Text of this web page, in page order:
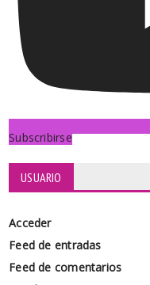
Subscribirse
USUARIO
Acceder
Feed de entradas
Feed de comentarios